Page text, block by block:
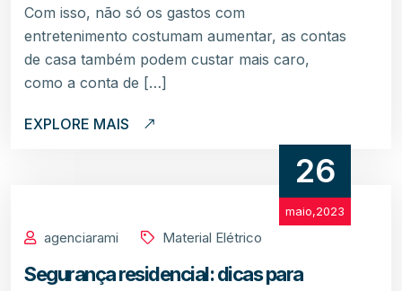
Com isso, não só os gastos com
entretenimento costumam aumentar, as contas
de casa também podem custar mais caro,
como a conta de […]
EXPLORE MAIS
26
maio,2023
agenciarami Material Elétrico
Segurança residencial: dicas para